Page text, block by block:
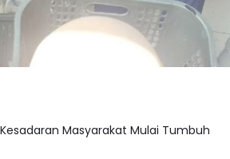
Masyarakat Mulai Tumbuh